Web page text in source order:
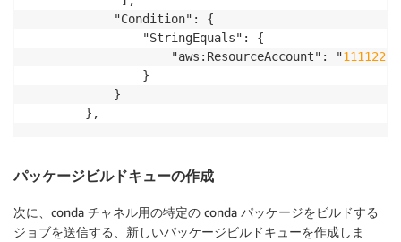
					"aws:ResourceAccount": "
パッケージビルドキューの作成
次に、conda チャネル用の特定の conda パッケージをビルドする
ジョブを送信する、新しいパッケージビルドキューを作成しま